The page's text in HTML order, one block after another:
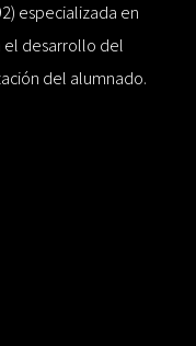
especializada en
el desarrollo del
del alumnado.